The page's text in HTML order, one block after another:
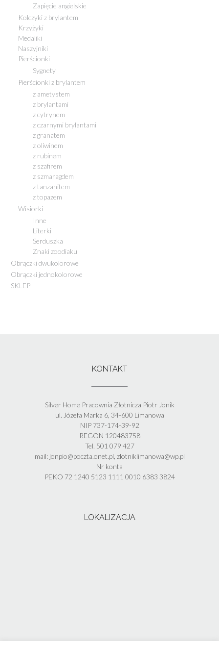
Zapięcie angielskie
Kolczyki z brylantem
Krzyżyki
Medaliki
Naszyjniki
Pierścionki
Sygnety
Pierścionki z brylantem
z ametystem
z brylantami
z cytrynem
z czarnymi brylantami
z granatem
z oliwinem
z rubinem
z szafirem
z szmaragdem
z tanzanitem
z topazem
Wisiorki
Inne
Literki
Serduszka
Znaki zoodiaku
Obrączki dwukolorowe
Obrączki jednokolorowe
SKLEP
KONTAKT
Silver Home Pracownia Złotnicza Piotr Jonik
ul. Józefa Marka 6, 34-600 Limanowa
NIP 737-174-39-92
REGON 120483758
Tel. 501 079 427
mail: jonpio@poczta.onet.pl, zlotniklimanowa@wp.pl
Nr konta
PEKO 72 1240 5123 1111 0010 6383 3824
LOKALIZACJA